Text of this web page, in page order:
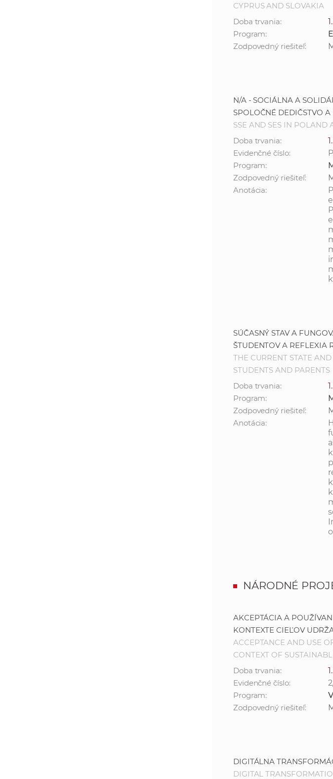
CYPRUS AND SLOVAKIA
Doba trvania:
Program:
Zodpovedný riešiteľ:
N/A - SOCIÁLNA A
SPOLOČNÉ DEDIČSTVO
SSE AND SES IN POLAND
Doba trvania:
Evidenčné číslo:
Program:
Zodpovedný riešiteľ:
Anotácia:
SÚČASNÝ STAV A
ŠTUDENTOV A REFLEXIA
THE CURRENT STATE
STUDENTS AND PARENTS
Doba trvania:
Program:
Zodpovedný riešiteľ:
Anotácia:
NÁRODNÉ
AKCEPTÁCIA A
KONTEXTE CIEĽOV
ACCEPTANCE AND USE
CONTEXT OF
Doba trvania:
Evidenčné číslo:
Program:
Zodpovedný riešiteľ:
DIGITÁLNA
DIGITAL